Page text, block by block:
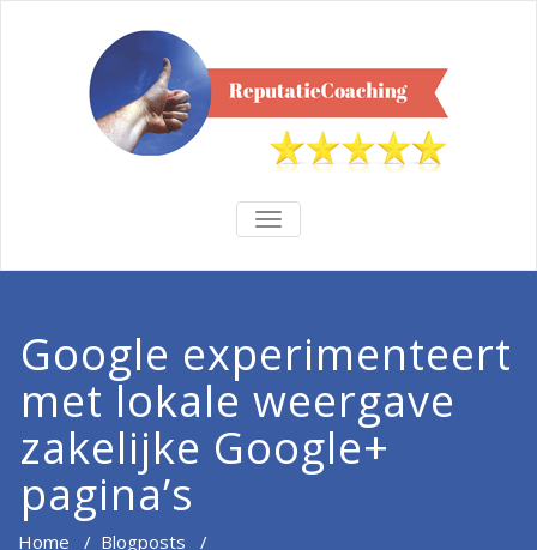
TOGGLE
Google experimenteert
met lokale weergave
zakelijke Google+
pagina’s
Home / Blogposts /